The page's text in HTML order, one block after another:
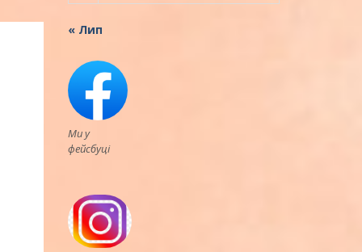
« Лип
Ми у
фейсбуці